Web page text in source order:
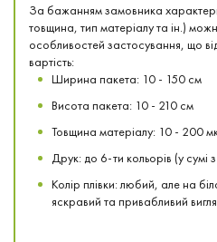
За бажанням замовника
товщина, тип матеріалу та ін.)
особливостей застосування, що
вартість:
Ширина пакета: 10 - 150 см
Висота пакета: 10 - 210 см
Товщина матеріалу: 10 - 200
Друк: до 6-ти кольорів (у сумі
Колір плівки: любий, але на
яскравий та привабливий